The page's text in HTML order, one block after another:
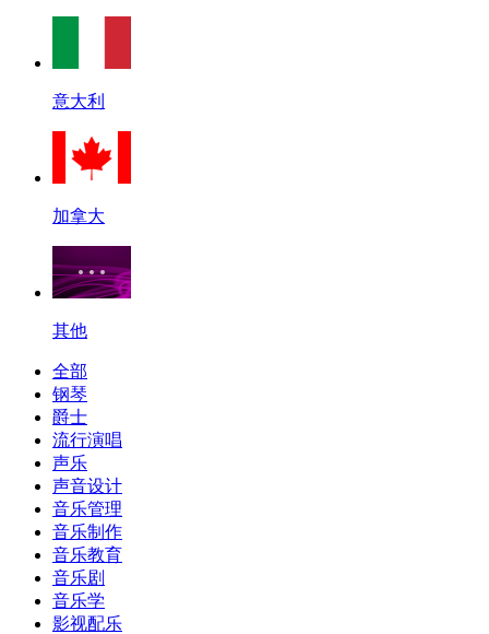
意大利
加拿大
其他
全部
钢琴
爵士
流行演唱
声乐
声音设计
音乐管理
音乐制作
音乐教育
音乐剧
音乐学
影视配乐